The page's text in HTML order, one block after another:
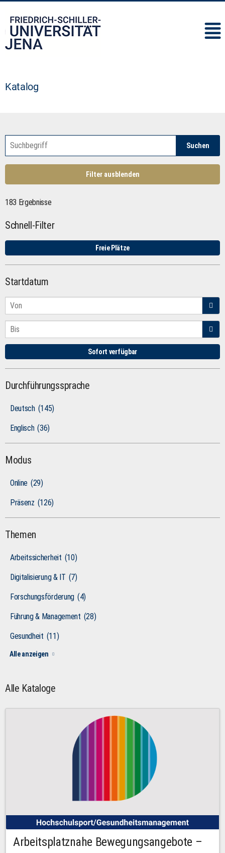
Katalog
Suchen
Filter ausblenden
183 Ergebnisse
Schnell-Filter
Freie Plätze
Startdatum
Sofort verfügbar
Durchführungssprache
Deutsch (145)
Englisch (36)
Modus
Online (29)
Präsenz (126)
Themen
Arbeitssicherheit (10)
Digitalisierung & IT (7)
Forschungsförderung (4)
Führung & Management (28)
Gesundheit (11)
Alle anzeigen
Alle Kataloge
Arbeitsplatznahe Bewegungsangebote –